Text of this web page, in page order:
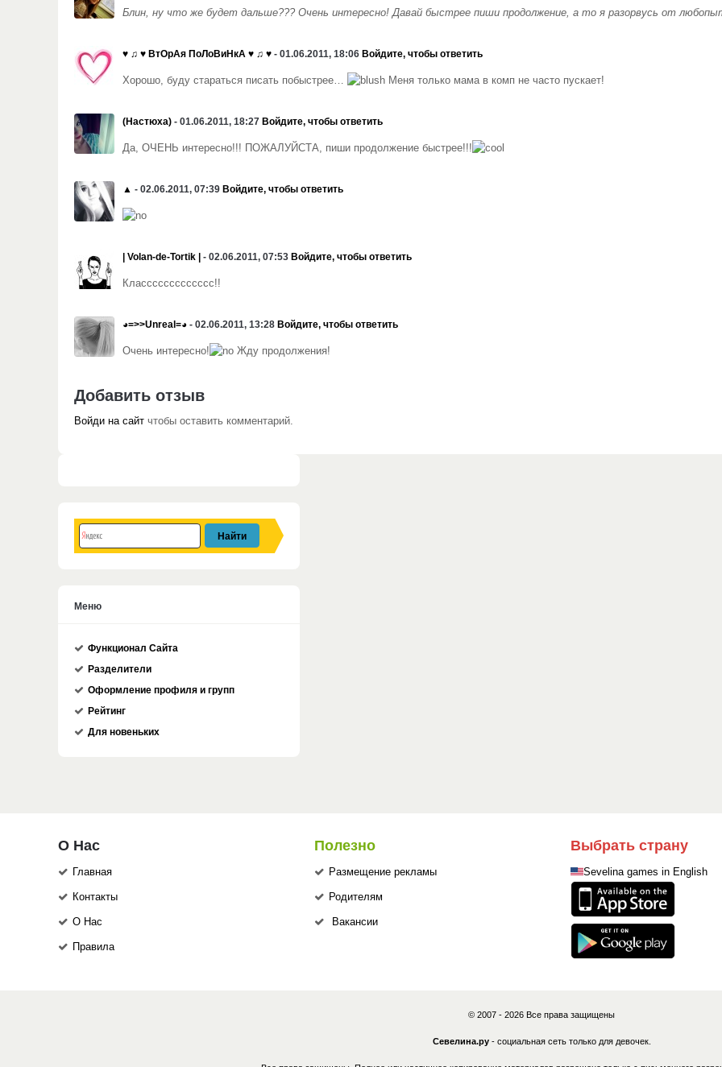
Блин, ну что же будет дальше??? Очень интересно! Давай быстрее пиши продолжение, а то я разорвусь от
♥ ♫ ♥ ВтОрАя ПоЛоВиНкА ♥ ♫ ♥ - 01.06.2011, 18:06 Войдите, чтобы ответить
Хорошо, буду стараться писать побыстрее… Меня только мама в комп не часто пускает!
(Настюха) - 01.06.2011, 18:27 Войдите, чтобы ответить
Да, ОЧЕНЬ интересно!!! ПОЖАЛУЙСТА, пиши продолжение быстрее!!!
▲ - 02.06.2011, 07:39 Войдите, чтобы ответить
| Volan-de-Tortik | - 02.06.2011, 07:53 Войдите, чтобы ответить
Классссссссссссс!!
◕=>>Unreal=◕ - 02.06.2011, 13:28 Войдите, чтобы ответить
Очень интересно! Жду продолжения!
Добавить отзыв
Войди на сайт чтобы оставить комментарий.
Меню
Функционал Сайта
Разделители
Оформление профиля и групп
Рейтинг
Для новеньких
О Нас
Главная
Контакты
О Нас
Правила
Полезно
Размещение рекламы
Родителям
Вакансии
Выбрать страну
Sevelina games in English
© 2007 - 2026 Все права защищены
Севелина.ру- социальная сеть только для девочек.